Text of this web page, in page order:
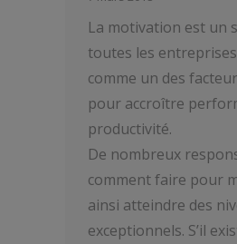
La motivation est un
toutes les
comme un des
pour accroître
productivité.
De nombreux
comment faire pour
ainsi atteindre des
exceptionnels. S’il